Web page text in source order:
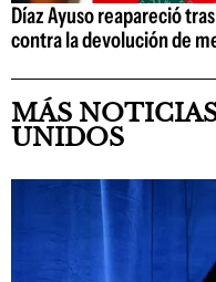
Díaz Ayuso reapareció
contra la devolución de
MÁS
UNIDOS